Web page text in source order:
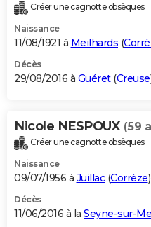
Créer une cagnotte obsèques
Naissance
11/08/1921 à Meilhards (
Décès
29/08/2016 à Guéret(Creuse
Nicole NESPOUX (59
Créer une cagnotte obsèques
Naissance
09/07/1956 à Juillac(Corrèze)
Décès
11/06/2016 à la Seyne-sur-